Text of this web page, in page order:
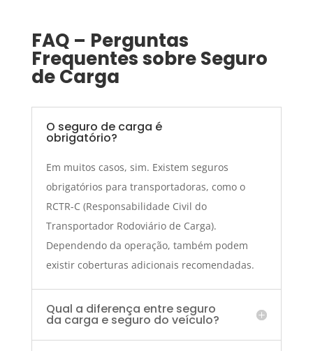
FAQ – Perguntas
Frequentes sobre Seguro
de Carga
O seguro de carga é
obrigatório?
Em muitos casos, sim. Existem seguros
obrigatórios para transportadoras, como o
RCTR-C (Responsabilidade Civil do
Transportador Rodoviário de Carga).
Dependendo da operação, também podem
existir coberturas adicionais recomendadas.
Qual a diferença entre seguro
da carga e seguro do veículo?